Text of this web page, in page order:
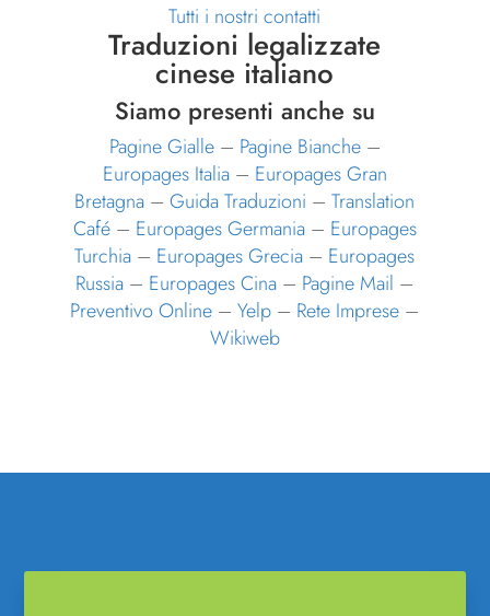
Tutti i nostri contatti
Traduzioni legalizzate
cinese italiano
Siamo presenti anche su
Pagine Gialle– Pagine Bianche–
Europages Italia– Europages Gran
Bretagna –Guida Traduzioni –Translation
Café– Europages Germania– Europages
Turchia – Europages Grecia – Europages
Russia – Europages Cina – Pagine Mail –
Preventivo Online –Yelp – Rete Imprese –
Wikiweb